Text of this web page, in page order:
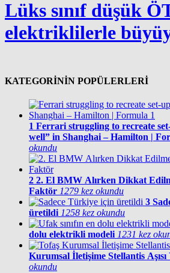
Lüks sınıf düşük
elektriklilerle
KATEGORİNİN POPÜLERLERİ
1 Ferrari struggling to recreate
well” in Shanghai – Hamilton |
okundu
2 2. El BMW Alırken Dikkat
Faktör 1279 kez okundu
3
üretildi 1258 kez okundu
dolu elektrikli modeli 1231 kez
Kurumsal İletişime Stellantis Aşısı
okundu